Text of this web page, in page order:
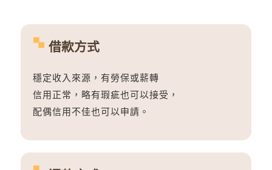
借款方式
穩定收入來源，有勞保或薪轉
信用正常，略有瑕疵也可以接受，
配偶信用不佳也可以申請。